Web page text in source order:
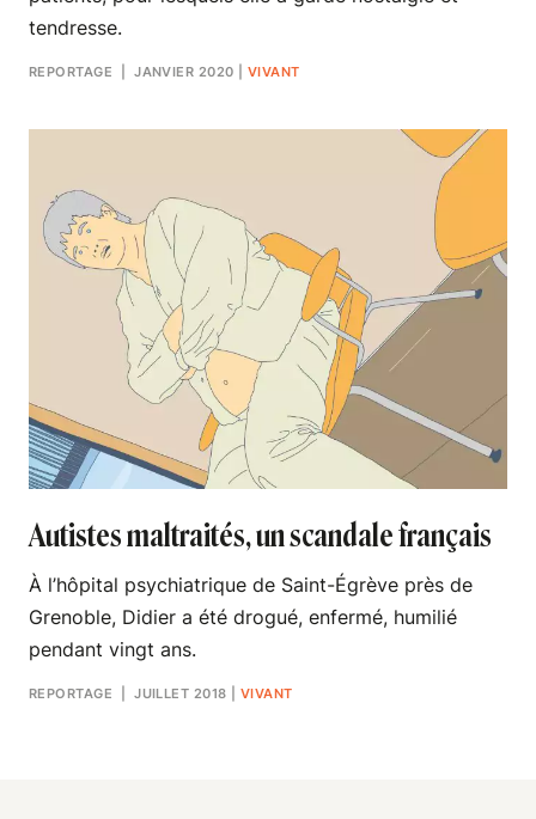
tendresse.
REPORTAGE | JANVIER 2020 VIVANT
Autistes maltraités, un scandale français
À l’hôpital psychiatrique de Saint-Égrève près de
Grenoble, Didier a été drogué, enfermé, humilié
pendant vingt ans.
REPORTAGE | JUILLET 2018 VIVANT